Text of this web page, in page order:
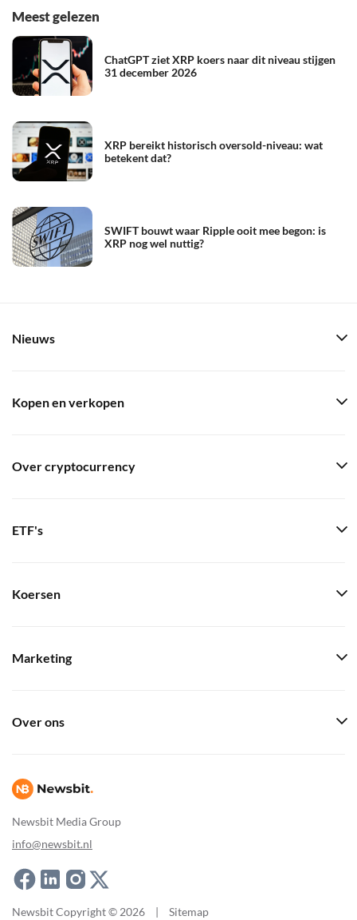
Meest gelezen
ChatGPT ziet XRP koers naar dit niveau stijgen
31 december 2026
XRP bereikt historisch oversold-niveau: wat
betekent dat?
SWIFT bouwt waar Ripple ooit mee begon: is
XRP nog wel nuttig?
Newsbit Media Group
info@newsbit.nl
Nieuws
Kopen en verkopen
Over cryptocurrency
ETF's
Koersen
Marketing
Over ons
Newsbit Copyright © 2026 | Sitemap